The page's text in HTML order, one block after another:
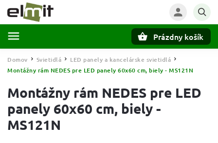
Prázdny košík
Domov / Svietidlá / LED panely a kancelárske svietidlá /
Montážny rám NEDES pre LED panely 60x60 cm, biely - MS121N
Montážny rám NEDES pre LED
panely 60x60 cm, biely -
MS121N